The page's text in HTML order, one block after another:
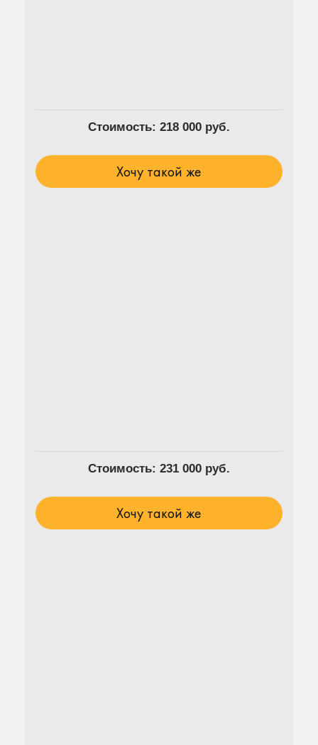
Стоимость: 218 000 руб.
Хочу такой же
Стоимость: 231 000 руб.
Хочу такой же